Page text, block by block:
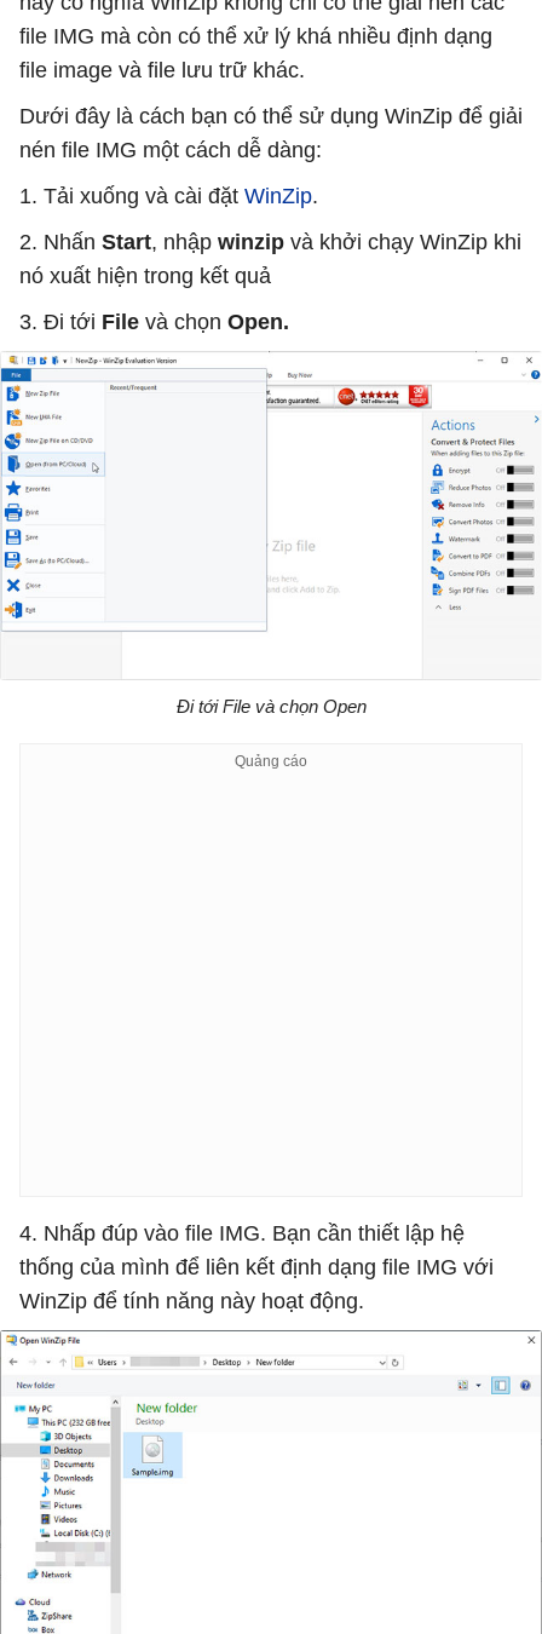
file IMG mà còn có thể xử lý khá nhiều định dạng
file image và file lưu trữ khác.
Dưới đây là cách bạn có thể sử dụng WinZip để giải
nén file IMG một cách dễ dàng:
1. Tải xuống và cài đặt WinZip.
2. Nhấn Start, nhập winzip và khởi chạy WinZip khi
nó xuất hiện trong kết quả
3. Đi tới File và chọn Open.
Đi tới File và chọn Open
4. Nhấp đúp vào file IMG. Bạn cần thiết lập hệ
thống của mình để liên kết định dạng file IMG với
WinZip để tính năng này hoạt động.